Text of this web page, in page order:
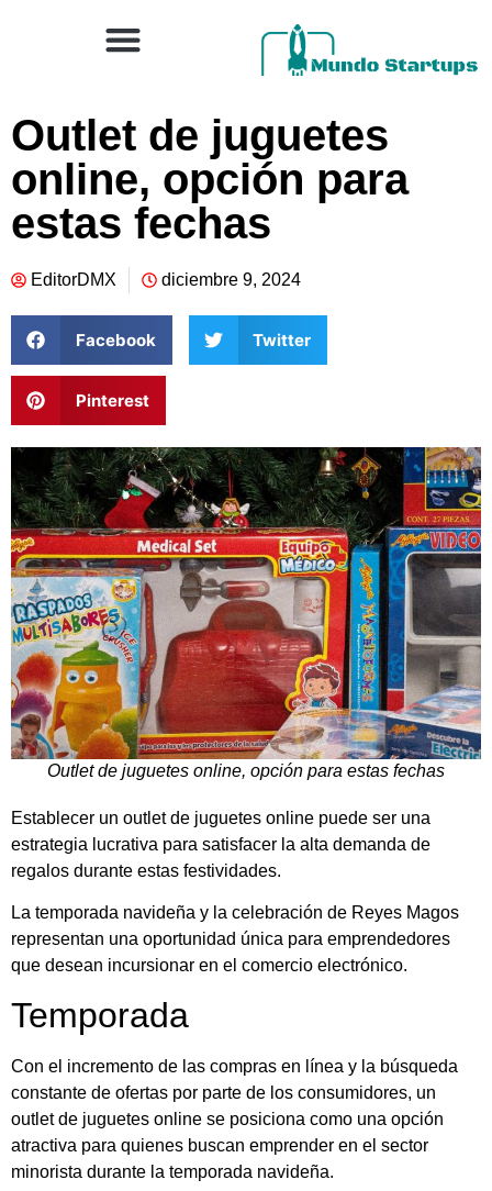
Outlet de juguetes
online, opción para
estas fechas
EditorDMX diciembre 9, 2024
Facebook Twitter
Pinterest
Outlet de juguetes online, opción para estas fechas
Establecer un outlet de juguetes online puede ser una
estrategia lucrativa para satisfacer la alta demanda de
regalos durante estas festividades.
La temporada navideña y la celebración de Reyes Magos
representan una oportunidad única para emprendedores
que desean incursionar en el comercio electrónico.
Temporada
Con el incremento de las compras en línea y la búsqueda
constante de ofertas por parte de los consumidores, un
outlet de juguetes online se posiciona como una opción
atractiva para quienes buscan emprender en el sector
minorista durante la temporada navideña.